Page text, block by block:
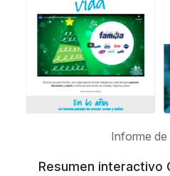
Informe de
Resumen interactivo